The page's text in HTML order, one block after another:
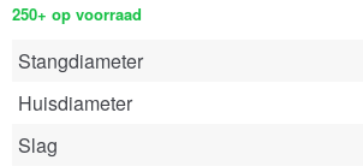
250+ op voorraad
Stangdiameter
Huisdiameter
Slag